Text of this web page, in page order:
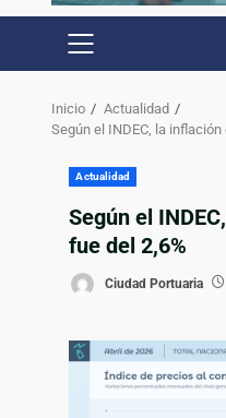
Inicio
Actualidad
Según el INDEC, la
Actualidad
Según el
fue del 2,6%
Ciudad Portuaria